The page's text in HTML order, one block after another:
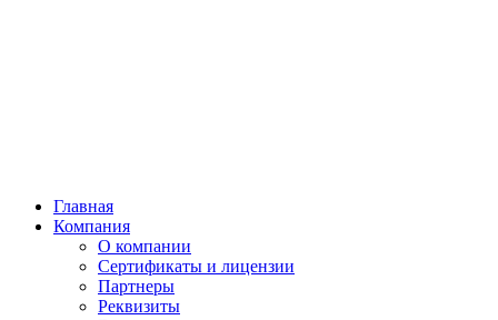
Главная
Компания
О компании
Сертификаты и лицензии
Партнеры
Реквизиты